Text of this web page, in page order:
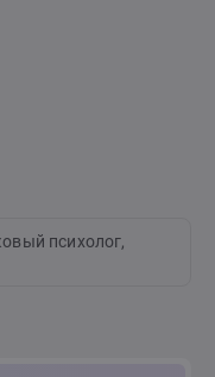
психолог,